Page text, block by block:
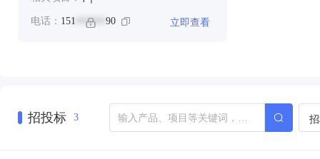
电话： 151 ****** 90 立即查看
招投标 3